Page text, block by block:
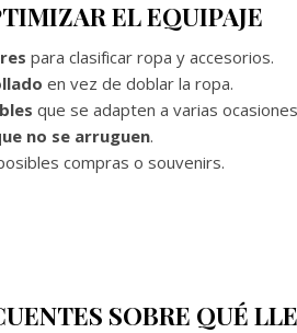
EL EQUIPAJE
para clasificar ropa y accesorios.
en vez de doblar la ropa.
que se adapten a varias
no se arruguen.
compras o souvenirs.
SOBRE QUÉ